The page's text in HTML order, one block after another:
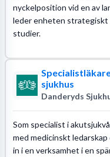
nyckelposition vid en av
leder enheten strategiskt
studier.
sjukhus
Danderyds
Som specialist i
med medicinskt
in i en verksamhet i en